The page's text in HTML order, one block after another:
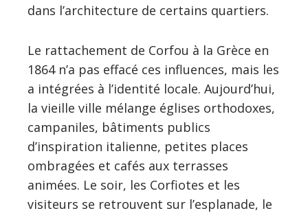
dans l’architecture de certains quartiers.
Le rattachement de Corfou à la Grèce en
1864 n’a pas effacé ces influences, mais les
a intégrées à l’identité locale. Aujourd’hui,
la vieille ville mélange églises orthodoxes,
campaniles, bâtiments publics
d’inspiration italienne, petites places
ombragées et cafés aux terrasses
animées. Le soir, les Corfiotes et les
visiteurs se retrouvent sur l’esplanade, le